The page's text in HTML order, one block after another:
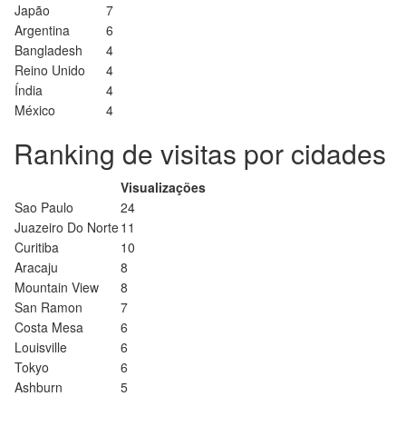
Japão
7
Argentina
6
Bangladesh
4
Reino Unido
4
Índia
4
México
4
Ranking de visitas por cidades
Visualizações
Sao Paulo
24
Juazeiro Do Norte11
Curitiba
10
Aracaju
8
Mountain View
8
San Ramon
7
Costa Mesa
6
Louisville
6
Tokyo
6
Ashburn
5